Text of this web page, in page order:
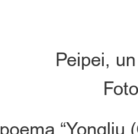
Peipei,
“Yongliu